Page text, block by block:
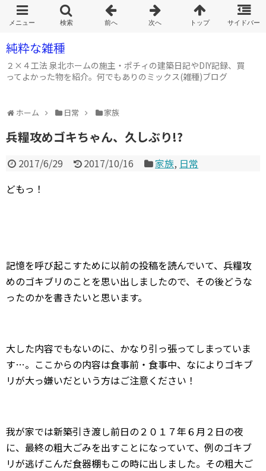
純粋な雑種
２×４工法 泉北ホームの施主・ポチィの建築日記やDIY記録、買
ってよかった物を紹介。何でもありのミックス(雑種)ブログ
ホーム 日常 家族
兵糧攻めゴキちゃん、久しぶり!?
2017/6/29 2017/10/16 家族, 日常
どもっ！
記憶を呼び起こすために以前の投稿を読んでいて、兵糧攻
めのゴキブリのことを思い出しましたので、その後どうな
ったのかを書きたいと思います。
大した内容でもないのに、かなり引っ張ってしまっていま
す…。ここからの内容は食事前・食事中、なによりゴキブ
リが大っ嫌いだという方はご注意ください！
我が家では新築引き渡し前日の２０１７年６月２日の夜
に、最終の粗大ごみを出すことになっていて、例のゴキブ
リが逃げこんだ食器棚もこの時に出しました。その粗大ご